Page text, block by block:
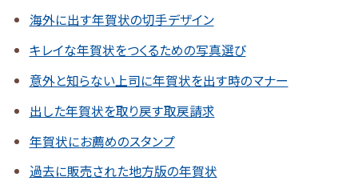
海外に出す年賀状の切手デザイン
キレイな年賀状をつくるための写真選び
意外と知らない上司に年賀状を出す時のマナー
出した年賀状を取り戻す取戻請求
年賀状にお薦めのスタンプ
過去に販売された地方版の年賀状